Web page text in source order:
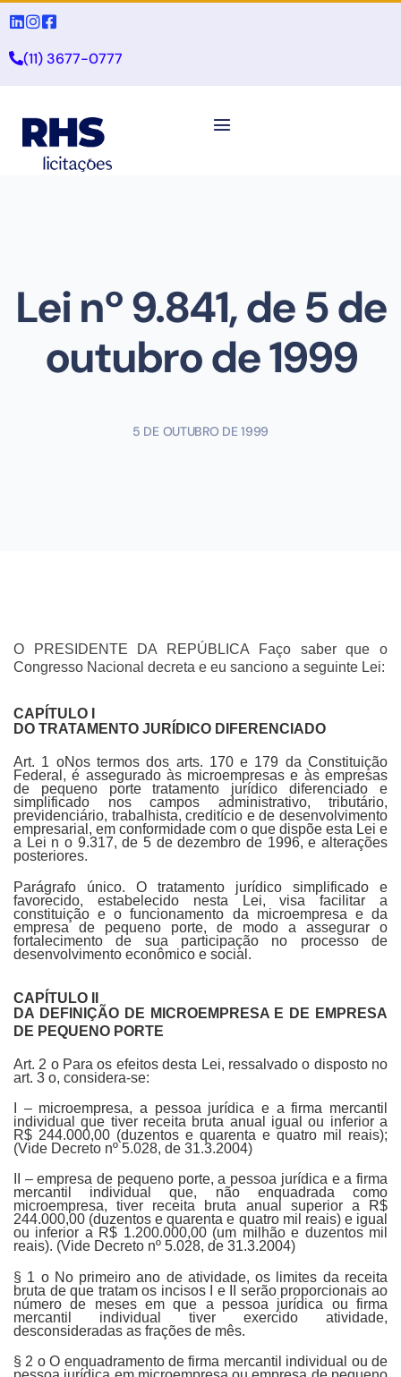
(11) 3677-0777
Lei nº 9.841, de 5 de
outubro de 1999
5 DE OUTUBRO DE 1999
O PRESIDENTE DA REPÚBLICA Faço saber que o
Congresso Nacional decreta e eu sanciono a seguinte Lei:
CAPÍTULO I
DO TRATAMENTO JURÍDICO DIFERENCIADO
Art. 1 oNos termos dos arts. 170 e 179 da Constituição
Federal, é assegurado às microempresas e às empresas
de pequeno porte tratamento jurídico diferenciado e
simplificado nos campos administrativo, tributário,
previdenciário, trabalhista, creditício e de desenvolvimento
empresarial, em conformidade com o que dispõe esta Lei e
a Lei n o 9.317, de 5 de dezembro de 1996, e alterações
posteriores.
Parágrafo único. O tratamento jurídico simplificado e
favorecido, estabelecido nesta Lei, visa facilitar a
constituição e o funcionamento da microempresa e da
empresa de pequeno porte, de modo a assegurar o
fortalecimento de sua participação no processo de
desenvolvimento econômico e social.
CAPÍTULO II
DA DEFINIÇÃO DE MICROEMPRESA E DE EMPRESA
DE PEQUENO PORTE
Art. 2 o Para os efeitos desta Lei, ressalvado o disposto no
art. 3 o, considera-se:
I – microempresa, a pessoa jurídica e a firma mercantil
individual que tiver receita bruta anual igual ou inferior a
R$ 244.000,00 (duzentos e quarenta e quatro mil reais);
(Vide Decreto nº 5.028, de 31.3.2004)
II – empresa de pequeno porte, a pessoa jurídica e a firma
mercantil individual que, não enquadrada como
microempresa, tiver receita bruta anual superior a R$
244.000,00 (duzentos e quarenta e quatro mil reais) e igual
ou inferior a R$ 1.200.000,00 (um milhão e duzentos mil
reais). (Vide Decreto nº 5.028, de 31.3.2004)
§ 1 o No primeiro ano de atividade, os limites da receita
bruta de que tratam os incisos I e II serão proporcionais ao
número de meses em que a pessoa jurídica ou firma
mercantil individual tiver exercido atividade,
desconsideradas as frações de mês.
§ 2 o O enquadramento de firma mercantil individual ou de